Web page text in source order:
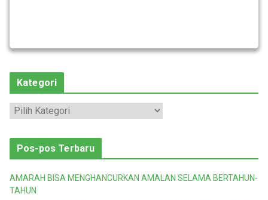
Kategori
t
o
Pos-pos Terbaru
AMARAH BISA MENGHANCURKAN AMALAN SELAMA BERTAHUN-
TAHUN